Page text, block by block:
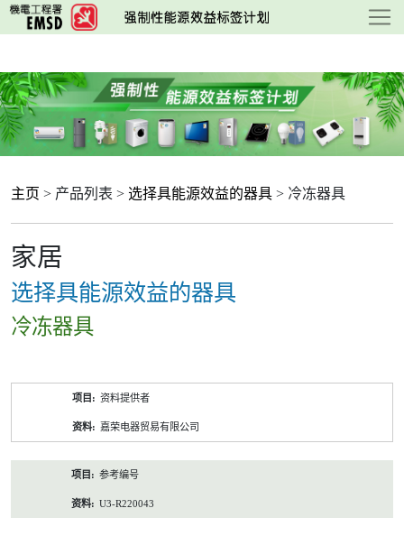
跳
至
要
内
容
主页 > 产品列表 > 选择具能源效益的器具 > 冷冻器具
家居
选择具能源效益的器具
冷冻器具
资料提供者
嘉荣电器贸易有限公司
参考编号
U3-R220043